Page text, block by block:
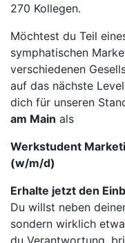
270 Kollegen.
Möchtest du Teil
symphatischen
verschiedenen
auf das nächste
dich für unseren
am Main als
Werkstudent
(w/m/d)
Erhalte jetzt den
Du willst neben
sondern wirklich